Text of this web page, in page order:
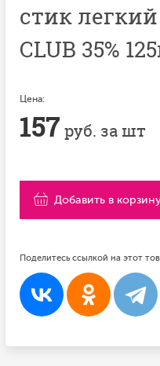
стик
CLUB 35%
Цена:
157 руб. за шт
Добавить в
Поделитесь ссылкой на этот